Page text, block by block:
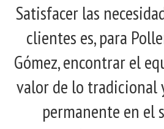
Satisfacer las
clientes es, para
Gómez, encontrar el
valor de lo tradicional
permanente en el